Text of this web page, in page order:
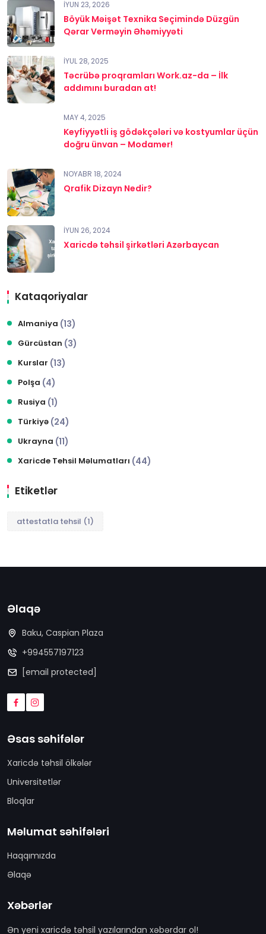
İYUN 23, 2026
Böyük Məişət Texnika Seçimində Düzgün
Qərar Verməyin Əhəmiyyəti
İYUL 28, 2025
Təcrübə proqramları Work.az-da – İlk
addımını buradan at!
MAY 4, 2025
Keyfiyyətli iş gödəkçələri və kostyumlar üçün
doğru ünvan – Modamer!
NOYABR 18, 2024
Qrafik Dizayn Nedir?
İYUN 26, 2024
Xaricdə təhsil şirkətləri Azərbaycan
Kataqoriyalar
Almaniya (13)
Gürcüstan (3)
Kurslar (13)
Polşa (4)
Rusiya (1)
Türkiyə (24)
Ukrayna (11)
Xaricde Tehsil Məlumatları (44)
Etiketlər
attestatla tehsil (1)
Əlaqə
Baku, Caspian Plaza
+994557197123
[email protected]
Əsas səhifələr
Xaricdə təhsil ölkələr
Universitetlər
Bloqlar
Məlumat səhifələri
Haqqımızda
Əlaqə
Xəbərlər
Ən yeni xaricdə təhsil yazılarından xəbərdar ol!